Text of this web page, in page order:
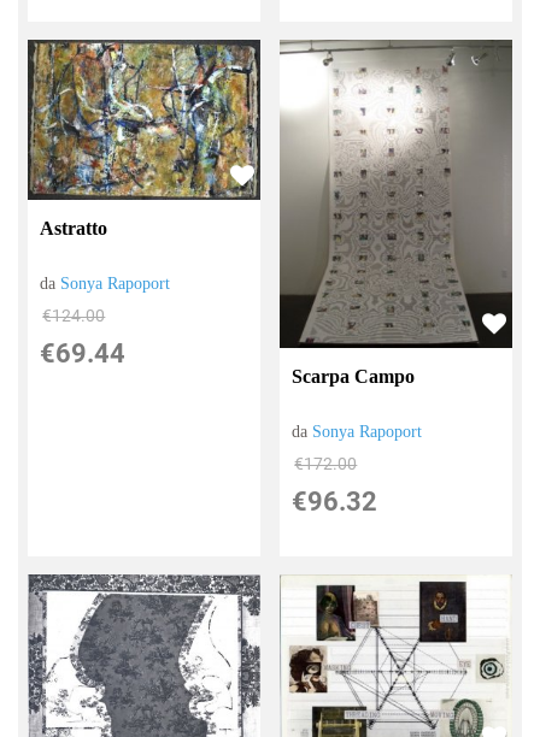
Astratto
da Sonya Rapoport
€124.00
€69.44
Scarpa Campo
da Sonya Rapoport
€172.00
€96.32